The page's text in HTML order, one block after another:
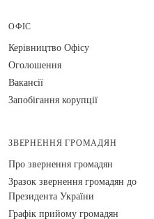
ОФІС
Керівництво Офісу
Оголошення
Вакансії
Запобігання корупції
ЗВЕРНЕННЯ ГРОМАДЯН
Про звернення громадян
Зразок звернення громадян до
Президента України
Графік прийому громадян